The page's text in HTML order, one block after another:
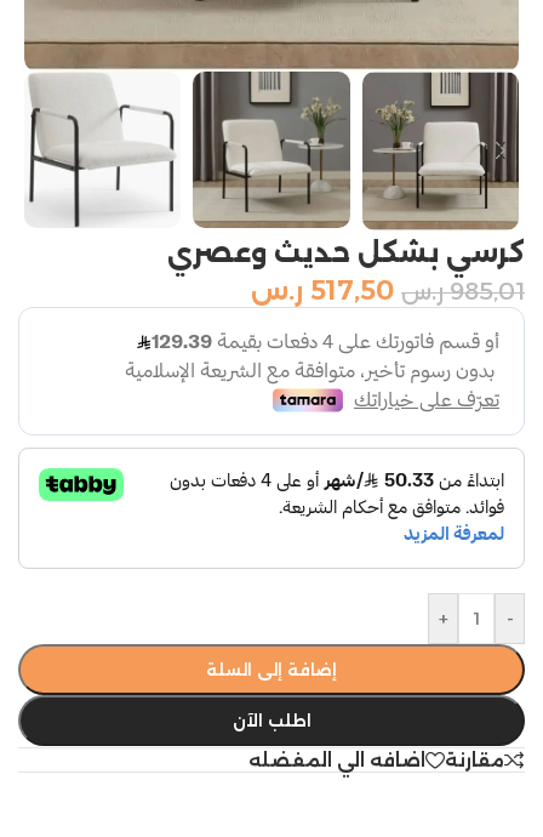
كرسي بشكل حديث وعصري
985,01 ر.س 517,50 ر.س
-
+
إضافة إلى السلة
اطلب الآن
مقارنة اضافه الي المفضله